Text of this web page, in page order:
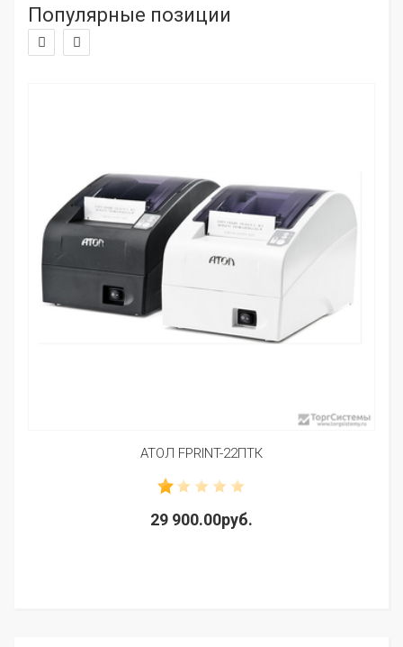
Популярные позиции
АТОЛ FPRINT-22ПТК
29 900.00руб.